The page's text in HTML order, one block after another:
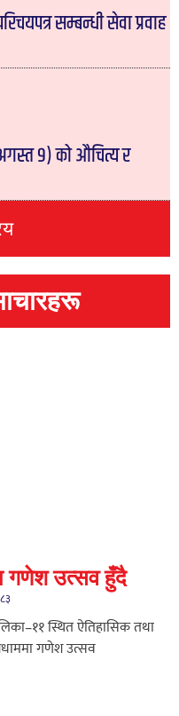
सम्बन्धी सेवा प्रवाह
९) को औचित्य र
गणेश उत्सव हुँदै
स्थित ऐतिहासिक तथा
गणेश उत्सव